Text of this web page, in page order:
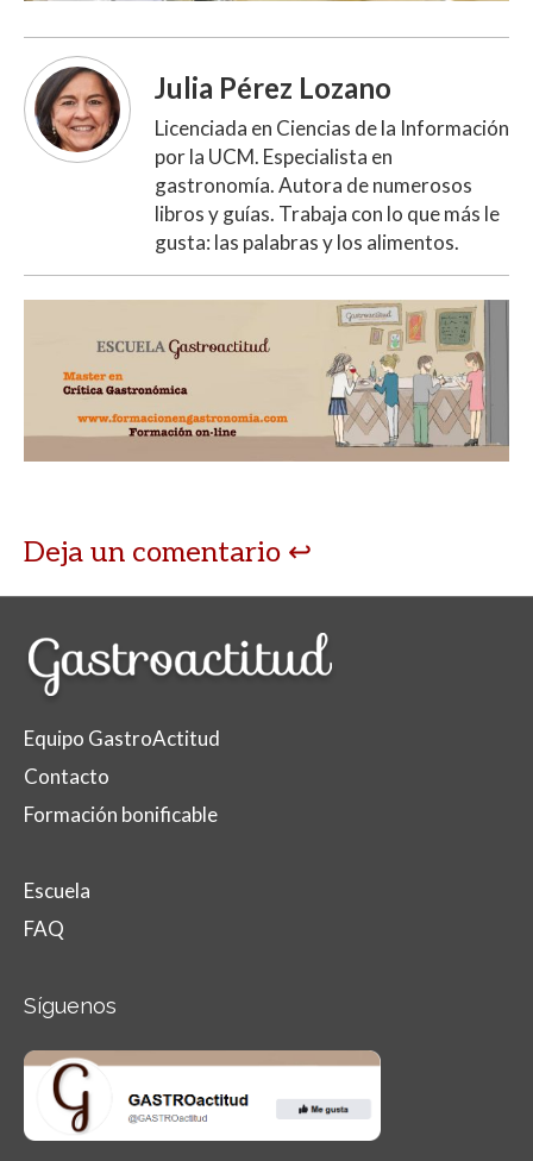
Julia Pérez Lozano
Licenciada en Ciencias de la Información
por la UCM. Especialista en
gastronomía. Autora de numerosos
libros y guías. Trabaja con lo que más le
gusta: las palabras y los alimentos.
Deja un comentario
Equipo GastroActitud
Contacto
Formación bonificable
Escuela
FAQ
Síguenos